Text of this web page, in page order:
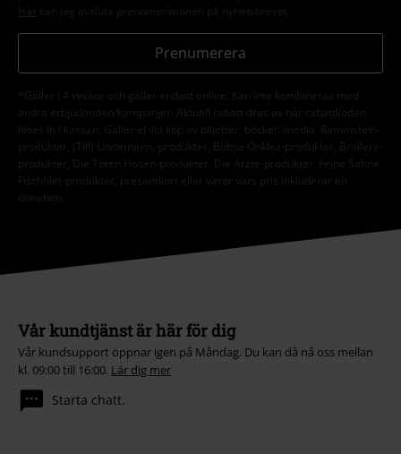
Här kan jag avsluta prenumerationen på nyhetsbrevet.
Prenumerera
*Gäller i 4 veckor och gäller endast online. Kan inte kombineras med
andra erbjudanden/kampanjer. Aktuell rabatt dras av när rabattkoden
löses in i kassan. Gäller ej vid köp av biljetter, böcker, media, Rammstein-
produkter, (Till) Lindemann,-produkter, Böhse Onklez-produkter, Broilers-
produkter, Die Toten Hosen-produkter, Die Ärzte-produkter, Feine Sahne
Fischfilet-produkter, presentkort eller varor vars pris inkluderar en
donation.
Vår kundtjänst är här för dig
Vår kundsupport öppnar igen på Måndag. Du kan då nå oss mellan
kl. 09:00 till 16:00. Lär dig mer
Starta chatt.